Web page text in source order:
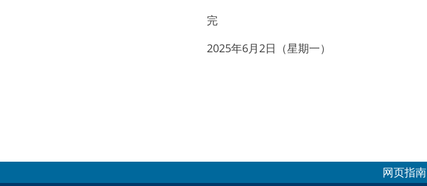
完
2025年6月2日（星期一）
网页指南